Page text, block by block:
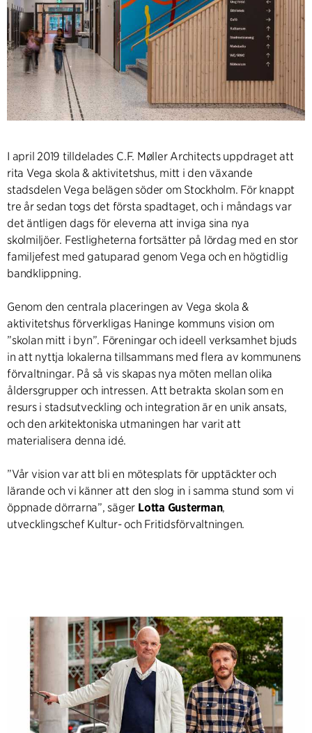
I april 2019 tilldelades C.F. Møller Architects uppdraget att
rita Vega skola & aktivitetshus, mitt i den växande
stadsdelen Vega belägen söder om Stockholm. För knappt
tre år sedan togs det första spadtaget, och i måndags var
det äntligen dags för eleverna att inviga sina nya
skolmiljöer. Festligheterna fortsätter på lördag med en stor
familjefest med gatuparad genom Vega och en högtidlig
bandklippning.
Genom den centrala placeringen av Vega skola &
aktivitetshus förverkligas Haninge kommuns vision om
”skolan mitt i byn”. Föreningar och ideell verksamhet bjuds
in att nyttja lokalerna tillsammans med flera av kommunens
förvaltningar. På så vis skapas nya möten mellan olika
åldersgrupper och intressen. Att betrakta skolan som en
resurs i stadsutveckling och integration är en unik ansats,
och den arkitektoniska utmaningen har varit att
materialisera denna idé.
”Vår vision var att bli en mötesplats för upptäckter och
lärande och vi känner att den slog in i samma stund som vi
öppnade dörrarna”, säger Lotta Gusterman,
utvecklingschef Kultur- och Fritidsförvaltningen.